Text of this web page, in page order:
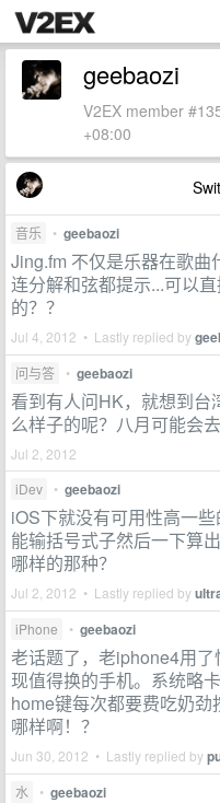
geebaozi
V2EX member
+08:00
音乐 • geebaozi
Jing.fm 不仅是乐器在歌曲
连分解和弦都提示...可以
的？？
Jul 4, 2012 • Lastly replied by
问与答 • geebaozi
看到有人问HK，就想到台
么样子的呢？八月可能会
Jul 2, 2012
iDev
• geebaozi
iOS下就没有可用性高一些
能输括号式子然后一下算
哪样的那种？
Jul 2, 2012 • Lastly replied by
iPhone • geebaozi
老话题了，老iphone4用
现值得换的手机。系统略
home键每次都要费吃奶
哪样啊！？
Jun 30, 2012 • Lastly replied by
水 • geebaozi